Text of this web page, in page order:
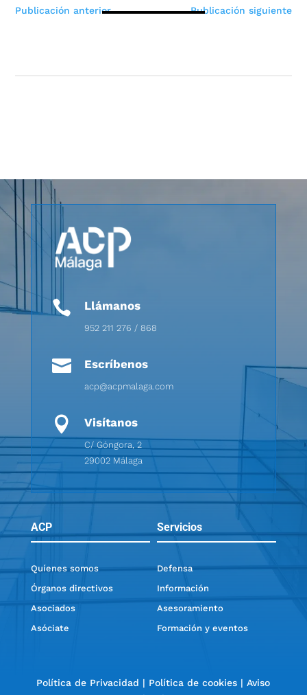
Navegación
Publicación anterior Publicación siguiente
 Llámanos
952 211 276 / 868
 Escríbenos
acp@acpmalaga.com
 Visítanos
C/ Góngora, 2
29002 Málaga
ACP Servicios
Quíenes somos
Órganos directivos
Asociados
Asóciate
Defensa
Información
Asesoramiento
Formación y eventos
Política de Privacidad | Política de cookies | Aviso